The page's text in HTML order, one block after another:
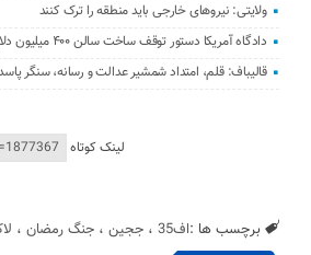
ولایتی: نیرو‌های خارجی باید منطقه را ترک کنند
دادگاه آمریکا دستور توقف ساخت سالن ۴۰۰ میلیون دلاری ترامپ را صادر کرد
قالیباف: قلم، امتداد شمشیر عدالت و رسانه، سنگر
لینک کوتاه
برچسب ها :اف35 ،ججین ،جنگ رمضان ،